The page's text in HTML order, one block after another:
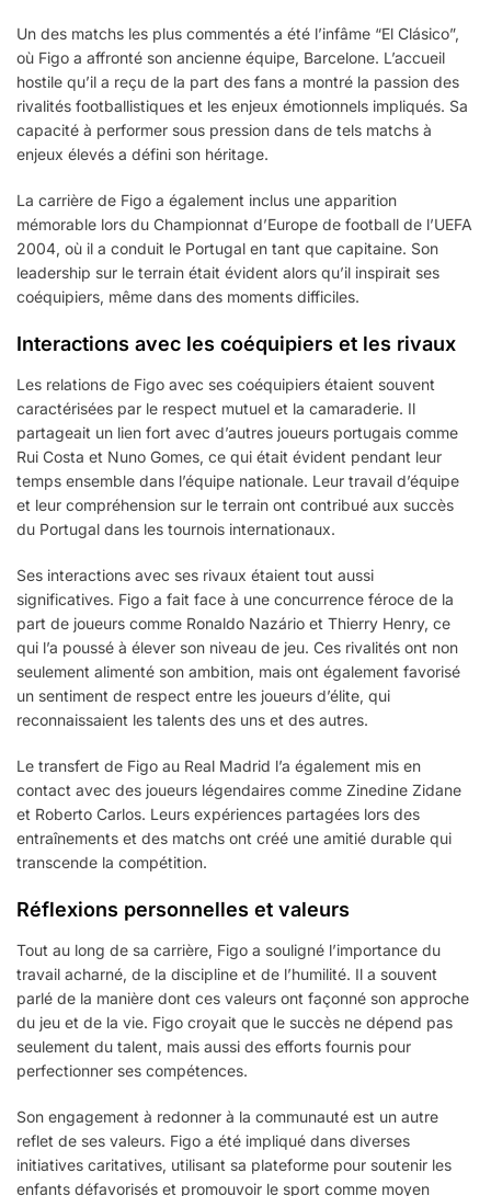
Un des matchs les plus commentés a été l’infâme “El Clásico”,
où Figo a affronté son ancienne équipe, Barcelone. L’accueil
hostile qu’il a reçu de la part des fans a montré la passion des
rivalités footballistiques et les enjeux émotionnels impliqués. Sa
capacité à performer sous pression dans de tels matchs à
enjeux élevés a défini son héritage.
La carrière de Figo a également inclus une apparition
mémorable lors du Championnat d’Europe de football de l’UEFA
2004, où il a conduit le Portugal en tant que capitaine. Son
leadership sur le terrain était évident alors qu’il inspirait ses
coéquipiers, même dans des moments difficiles.
Interactions avec les coéquipiers et les rivaux
Les relations de Figo avec ses coéquipiers étaient souvent
caractérisées par le respect mutuel et la camaraderie. Il
partageait un lien fort avec d’autres joueurs portugais comme
Rui Costa et Nuno Gomes, ce qui était évident pendant leur
temps ensemble dans l’équipe nationale. Leur travail d’équipe
et leur compréhension sur le terrain ont contribué aux succès
du Portugal dans les tournois internationaux.
Ses interactions avec ses rivaux étaient tout aussi
significatives. Figo a fait face à une concurrence féroce de la
part de joueurs comme Ronaldo Nazário et Thierry Henry, ce
qui l’a poussé à élever son niveau de jeu. Ces rivalités ont non
seulement alimenté son ambition, mais ont également favorisé
un sentiment de respect entre les joueurs d’élite, qui
reconnaissaient les talents des uns et des autres.
Le transfert de Figo au Real Madrid l’a également mis en
contact avec des joueurs légendaires comme Zinedine Zidane
et Roberto Carlos. Leurs expériences partagées lors des
entraînements et des matchs ont créé une amitié durable qui
transcende la compétition.
Réflexions personnelles et valeurs
Tout au long de sa carrière, Figo a souligné l’importance du
travail acharné, de la discipline et de l’humilité. Il a souvent
parlé de la manière dont ces valeurs ont façonné son approche
du jeu et de la vie. Figo croyait que le succès ne dépend pas
seulement du talent, mais aussi des efforts fournis pour
perfectionner ses compétences.
Son engagement à redonner à la communauté est un autre
reflet de ses valeurs. Figo a été impliqué dans diverses
initiatives caritatives, utilisant sa plateforme pour soutenir les
enfants défavorisés et promouvoir le sport comme moyen